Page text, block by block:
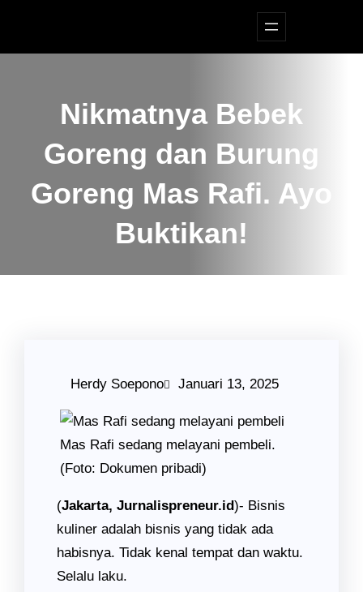
konten
Nikmatnya Bebek
Goreng dan Burung
Goreng Mas Rafi. Ayo
Buktikan!
Herdy Soepono Januari 13, 2025
Mas Rafi sedang melayani pembeli.
(Foto: Dokumen pribadi)
(Jakarta, Jurnalispreneur.id)- Bisnis
kuliner adalah bisnis yang tidak ada
habisnya. Tidak kenal tempat dan waktu.
Selalu laku.